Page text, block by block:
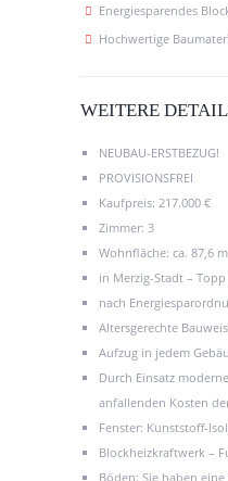
Energiesparendes
Hochwertige
WEITERE
NEUBAU-ERSTBEZUG!
PROVISIONSFREI
Kaufpreis: 217.000 €
Zimmer: 3
Wohnfläche: ca. 87,6
in Merzig-Stadt –
nach
Altersgerechte
Aufzug in jedem
Durch Einsatz
anfallenden Kosten
Fenster: Kunststoff-
Blockheizkraftwerk –
Böden: Sie haben